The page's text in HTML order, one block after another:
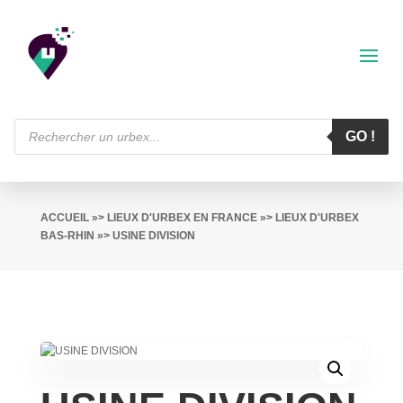
Recherche
produits
GO !
ACCUEIL»> LIEUX D'URBEX EN FRANCE»> LIEUX D'URBEX
BAS-RHIN »> USINE DIVISION